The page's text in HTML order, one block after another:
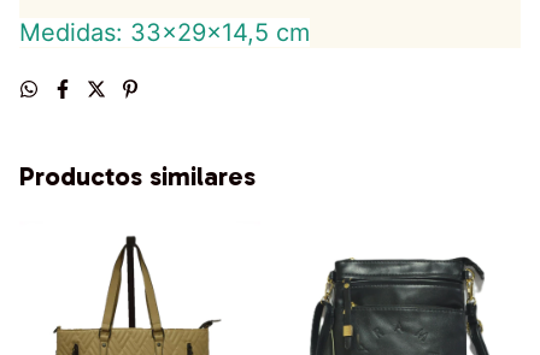
Medidas: 33x29x14,5 cm
Productos similares